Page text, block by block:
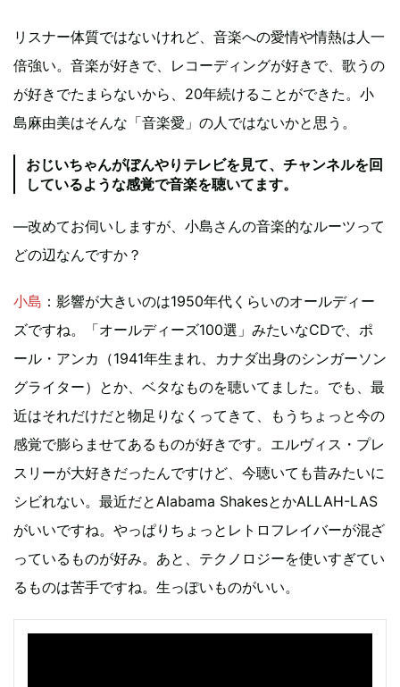
リスナー体質ではないけれど、音楽への愛情や情熱は人一
倍強い。音楽が好きで、レコーディングが好きで、歌うの
が好きでたまらないから、20年続けることができた。小
島麻由美はそんな「音楽愛」の人ではないかと思う。
おじいちゃんがぼんやりテレビを見て、チャンネルを回
しているような感覚で音楽を聴いてます。
―改めてお伺いしますが、小島さんの音楽的なルーツって
どの辺なんですか？
小島 ：影響が大きいのは1950年代くらいのオールディー
ズですね。「オールディーズ100選」みたいなCDで、ポ
ール・アンカ（1941年生まれ、カナダ出身のシンガーソン
グライター）とか、ベタなものを聴いてました。でも、最
近はそれだけだと物足りなくってきて、もうちょっと今の
感覚で膨らませてあるものが好きです。エルヴィス・プレ
スリーが大好きだったんですけど、今聴いても昔みたいに
シビれない。最近だとAlabama ShakesとかALLAH-LAS
がいいですね。やっぱりちょっとレトロフレイバーが混ざ
っているものが好み。あと、テクノロジーを使いすぎてい
るものは苦手ですね。生っぽいものがいい。